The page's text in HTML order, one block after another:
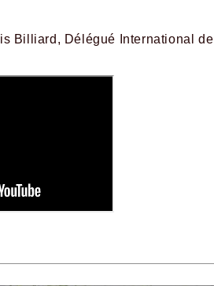
Billiard, Délégué International de